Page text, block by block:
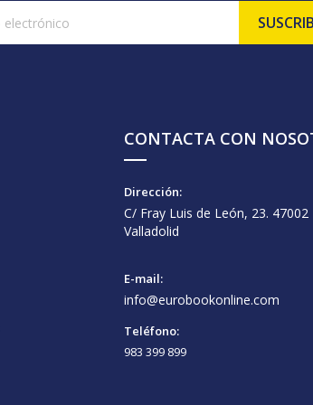
CONTACTA CON
Dirección:
C/ Fray Luis de León, 23. 47002
Valladolid
E-mail:
info@eurobookonline.com
Teléfono:
983 399 899